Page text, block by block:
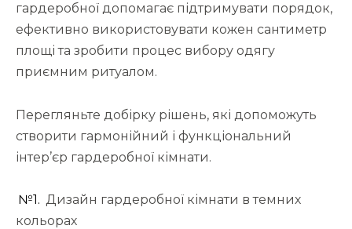
гардеробної допомагає підтримувати порядок,
ефективно використовувати кожен сантиметр
площі та зробити процес вибору одягу
приємним ритуалом.
Перегляньте добірку рішень, які допоможуть
створити гармонійний і функціональний
інтер’єр гардеробної кімнати.
№1. Дизайн гардеробної кімнати в темних
кольорах